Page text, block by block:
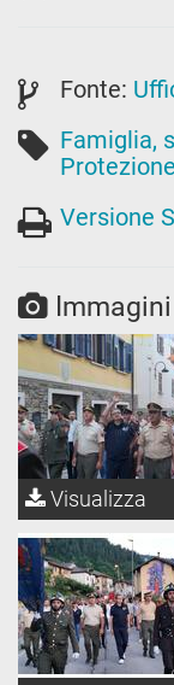
Fonte:
Famiglia,
Versione
Immagini
Visualizza